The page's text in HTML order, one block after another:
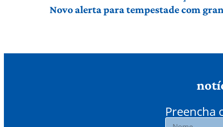
Novo alerta para tempestade com
Preencha